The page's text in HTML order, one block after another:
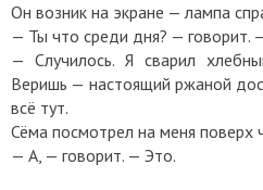
Он возник на экране — лампа
— Ты что среди дня? — говорит.
— Случилось. Я сварил
Веришь — настоящий ржаной
всё тут.
Сёма посмотрел на меня поверх
— А, — говорит. — Это.